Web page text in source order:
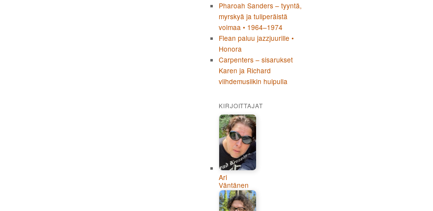
Pharoah Sanders – tyyntä,
myrskyä ja tuliperäistä
voimaa • 1964–1974
Flean paluu jazzjuurille •
Honora
Carpenters – sisarukset
Karen ja Richard
viihdemusiikin huipulla
KIRJOITTAJAT
Ari
Väntänen